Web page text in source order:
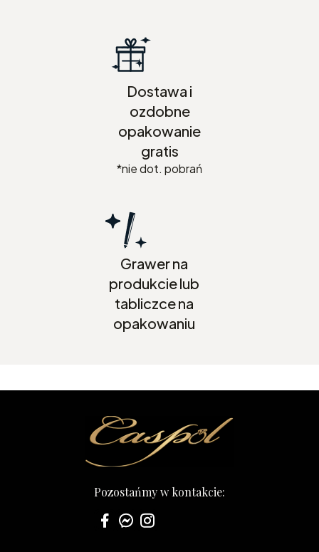
Dostawa i
ozdobne
opakowanie
gratis
*nie dot. pobrań
Grawer na
produkcie lub
tabliczce na
opakowaniu
Pozostańmy w kontakcie: